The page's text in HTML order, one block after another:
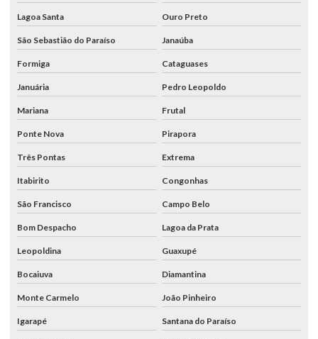
Lagoa Santa Ouro Preto
São Sebastião do Paraíso Janaúba
Formiga Cataguases
Januária Pedro Leopoldo
Mariana Frutal
Ponte Nova Pirapora
Três Pontas Extrema
Itabirito Congonhas
São Francisco Campo Belo
Bom Despacho Lagoa da Prata
Leopoldina Guaxupé
Bocaiuva Diamantina
Monte Carmelo João Pinheiro
Igarapé Santana do Paraíso